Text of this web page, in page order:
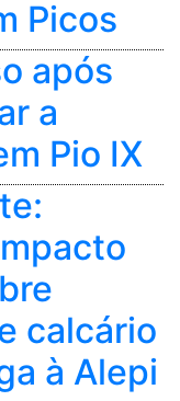
Picos
após
a
Pio IX
calcário
à Alepi